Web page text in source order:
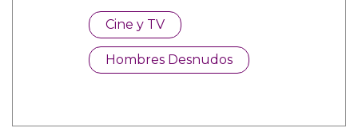
Cine y TV
Hombres Desnudos